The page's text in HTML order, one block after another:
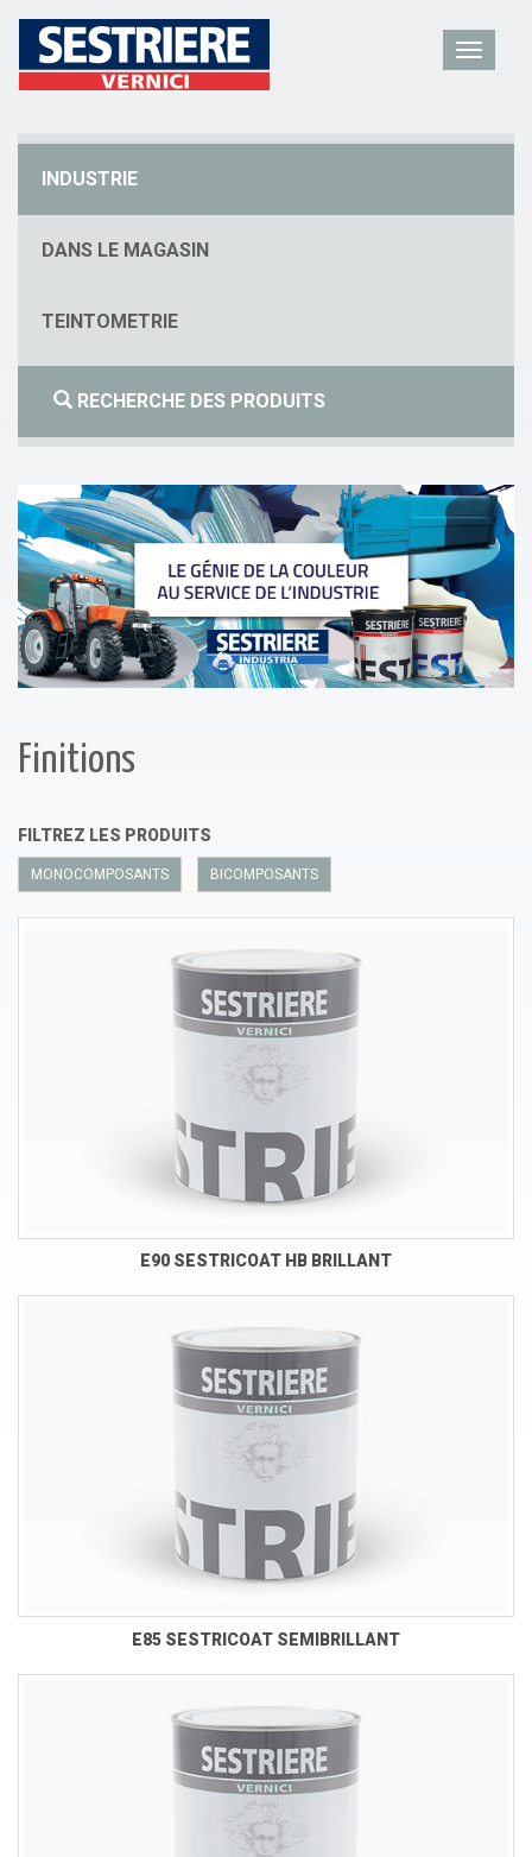
INDUSTRIE
DANS LE MAGASIN
TEINTOMETRIE
RECHERCHE DES PRODUITS
Finitions
FILTREZ LES PRODUITS
MONOCOMPOSANTS BICOMPOSANTS
E90 SESTRICOAT HB BRILLANT
E85 SESTRICOAT SEMIBRILLANT